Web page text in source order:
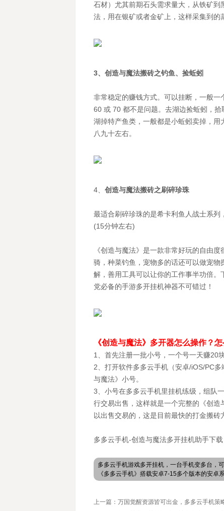
石材）尤其前期石头需求量大，从铁矿
法，用在银矿或者金矿上，这样采集到的
3、创造与魔法搬砖之钓鱼、捡蚯蚓
非常稳定的赚钱方式。可以挂断，一般
60 或 70 都不是问题。去湖边捡蚯蚓，
湖掉特产鱼类，一般都是小蚯蚓卖掉，
八九十左右。
4、 创造与魔法搬砖之刷碎珍珠
最适合刷碎珍珠的是希卡利鱼人战士系
(15分钟左右)
《创造与魔法》是一款非常好玩的自由
骑，种菜钓鱼，宠物多的话还可以做宠
解，善用工具可以让你的工作事半功倍
党必备的手游多开挂机神器不可错过！
《创造与魔法》多开器怎么操作？
1、首先注册一批小号，一个号一天赚20
2、打开软件多多云手机（安卓/iOS/PC
与魔法》小号。
3、小号在多多云手机里挂机练级，组队
行交易出售，这样就是一个完整的《创
以出售交易的，这是目前最快的打金搬砖
多多云手机-创造与魔法多开挂机助手下载
多多云手机游戏多开挂机，一台手机变多台，
《多多云手机》搭载安卓7-15多个版本的安卓
上一篇：万国觉醒资源皆可出金，多多云手机策